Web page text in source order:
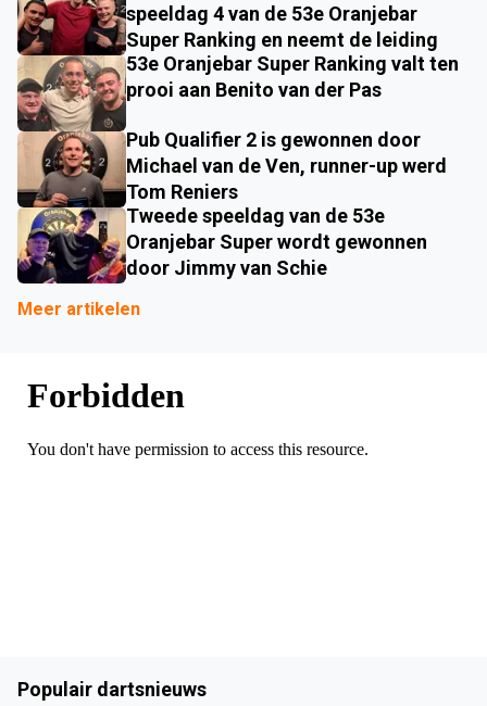
speeldag 4 van de 53e Oranjebar
Super Ranking en neemt de leiding
53e Oranjebar Super Ranking valt ten
prooi aan Benito van der Pas
Pub Qualifier 2 is gewonnen door
Michael van de Ven, runner-up werd
Tom Reniers
Tweede speeldag van de 53e
Oranjebar Super wordt gewonnen
door Jimmy van Schie
Meer artikelen
Populair dartsnieuws